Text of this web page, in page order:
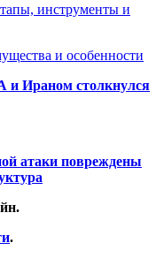
инструменты и
и особенности
и Ираном столкнулся
атаки повреждены
.